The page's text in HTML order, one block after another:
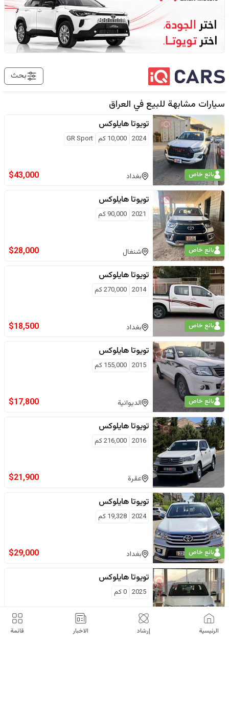
بحث
الرئيسية إرشاد الاخبار قائمة
سيارات مشابهة للبيع في العراق
بائع خاص
تويوتا هايلوكس
2024
10,000 كم GR Sport
بغداد $43,000
بائع خاص
تويوتا هايلوكس
2021
90,000 كم
شنغال $28,000
بائع خاص
تويوتا هايلوكس
2014
270,000كم
بغداد $18,500
بائع خاص
تويوتا هايلوكس
2015
155,000 كم
الديوانية $17,800
تويوتا هايلوكس
2016
216,000كم
عقرة $21,900
بائع خاص
تويوتا هايلوكس
2024
19,328 كم
بغداد $29,000
Cihan Motors
تويوتا هايلوكس
2025
0كم
اربيل